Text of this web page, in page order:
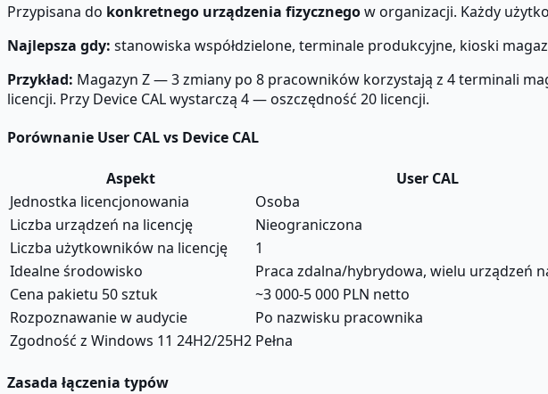
Przypisana do konkretnego urządzenia fizycznegow organizacji. Każdy
Najlepsza gdy: stanowiska współdzielone, terminale produkcyjne, kioski
Przykład: Magazyn Z — 3 zmiany po 8 pracowników korzystają z 4 terminali
licencji. Przy Device CAL wystarczą 4 — oszczędność 20 licencji.
Porównanie User CAL vs Device CAL
Aspekt User CAL
Jednostka licencjonowania
Osoba
Liczba urządzeń na licencję
Nieograniczona
Liczba użytkowników na licencję
1
Idealne środowisko
Praca zdalna/hybrydowa, wielu urządzeń
Cena pakietu 50 sztuk
~3 000-5 000 PLN netto
Rozpoznawanie w audycie
Po nazwisku pracownika
Zgodność z Windows 11 24H2/25H2 Pełna
Zasada łączenia typów